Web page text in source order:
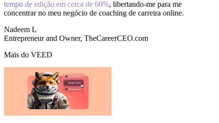
tempo de edição em cerca de 60%, libertando-me para me
concentrar no meu negócio de coaching de carreira online.
Nadeem L
Entrepreneur and Owner, TheCareerCEO.com
Mais do VEED